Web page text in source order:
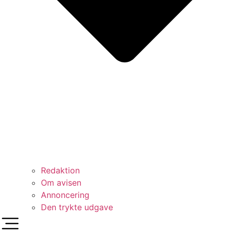
Redaktion
Om avisen
Annoncering
Den trykte udgave